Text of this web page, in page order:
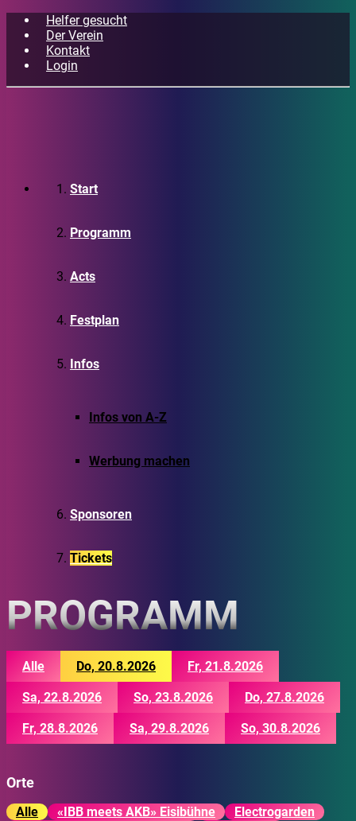
Helfer gesucht
Der Verein
Kontakt
Login
Start
Programm
Acts
Festplan
Infos
Infos von A-Z
Werbung machen
Sponsoren
Tickets
PROGRAMM
Alle Do, 20.8.2026 Fr, 21.8.2026
Sa, 22.8.2026 So, 23.8.2026 Do, 27.8.2026
Fr, 28.8.2026 Sa, 29.8.2026 So, 30.8.2026
Orte
Alle «IBB meets AKB» Eisibühne
Electrogarden